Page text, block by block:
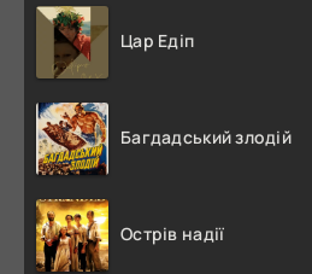
Цар Едіп
Багдадський злодій
Острів надії